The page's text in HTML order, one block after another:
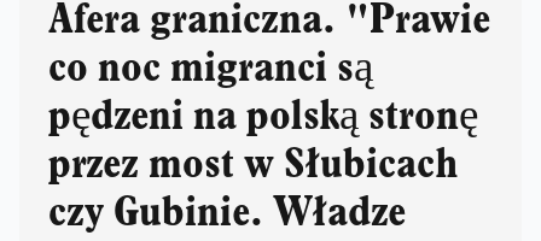
Afera graniczna. "Prawie
co noc migranci są
pędzeni na polską stronę
przez most w Słubicach
czy Gubinie. Władze